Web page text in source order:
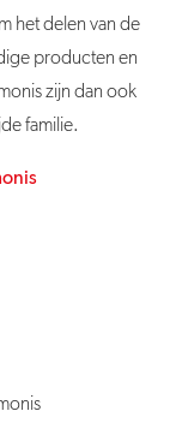
het delen van de
producten en
zijn dan ook
familie.